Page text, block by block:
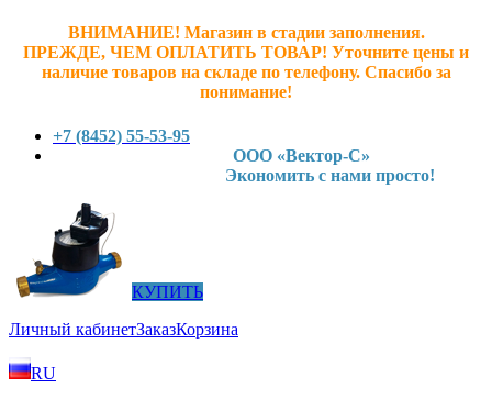
ВНИМАНИЕ! Магазин в стадии заполнения.
ПРЕЖДЕ, ЧЕМ ОПЛАТИТЬ ТОВАР! Уточните цены и
наличие товаров на складе по телефону. Спасибо за
понимание!
+7 (8452) 55-53-95
ООО «Вектор-С»
Экономить с нами просто!
КУПИТЬ
Личный кабинетЗаказКорзина
RU